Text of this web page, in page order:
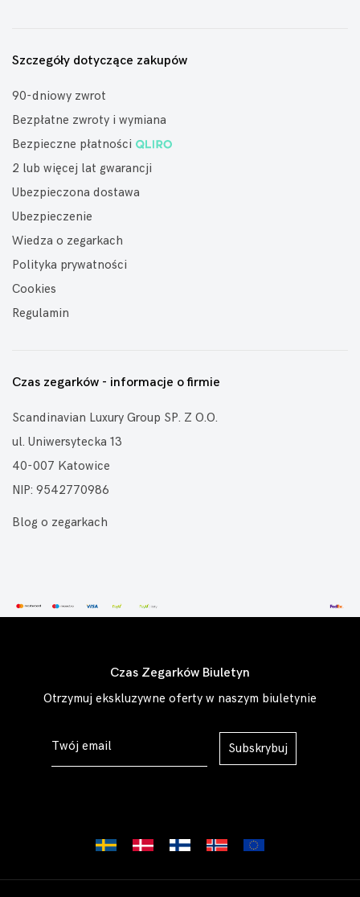
Szczegóły dotyczące zakupów
90-dniowy zwrot
Bezpłatne zwroty i wymiana
Bezpieczne płatności
2 lub więcej lat gwarancji
Ubezpieczona dostawa
Ubezpieczenie
Wiedza o zegarkach
Polityka prywatności
Cookies
Regulamin
Czas zegarków - informacje o firmie
Scandinavian Luxury Group SP. Z O.O.
ul. Uniwersytecka 13
40-007 Katowice
NIP: 9542770986
Blog o zegarkach
Czas Zegarków Biuletyn
Otrzymuj ekskluzywne oferty w naszym biuletynie
Subskrybuj